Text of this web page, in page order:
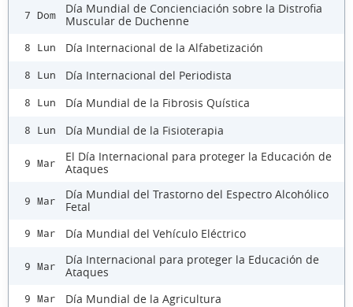
7 Dom
Día Mundial de Concienciación sobre la Distrofia
Muscular de Duchenne
8 Lun Día Internacional de la Alfabetización
8 Lun Día Internacional del Periodista
8 Lun Día Mundial de la Fibrosis Quística
8 Lun Día Mundial de la Fisioterapia
9 Mar
El Día Internacional para proteger la Educación de
Ataques
9 Mar
Día Mundial del Trastorno del Espectro Alcohólico
Fetal
9 Mar Día Mundial del Vehículo Eléctrico
9 Mar
Día Internacional para proteger la Educación de
Ataques
9 Mar Día Mundial de la Agricultura